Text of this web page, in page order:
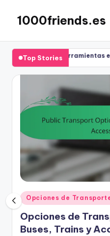
content
1000friends.es
Top Stories
Herramientas e Impacto
Posted
in
Opciones de
Opciones de
Buses, Trains y